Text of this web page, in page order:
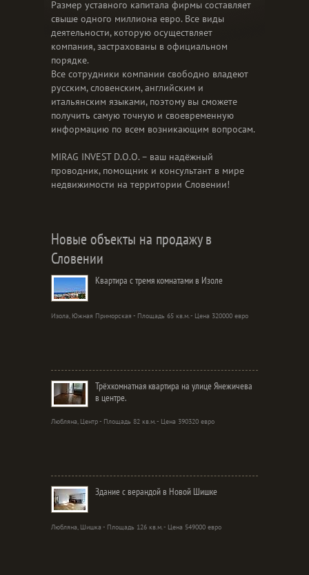
Размер уставного капитала фирмы составляет
свыше одного миллиона евро. Все виды
деятельности, которую осуществляет
компания, застрахованы в официальном
порядке.
Все сотрудники компании свободно владеют
русским, словенским, английским и
итальянским языками, поэтому вы сможете
получить самую точную и своевременную
информацию по всем возникающим вопросам.
MIRAG INVEST D.O.O. – ваш надёжный
проводник, помощник и консультант в мире
недвижимости на территории Словении!
Новые объекты на продажу в
Словении
Квартира с тремя комнатами в Изоле
Изола, Южная Приморская - Площадь 65 кв.м. - Цена 320000 евро
Трёхкомнатная квартира на улице Янежичева
в центре.
Любляна, Центр - Площадь 82 кв.м. - Цена 390320 евро
Здание с верандой в Новой Шишке
Любляна, Шишка - Площадь 126 кв.м. - Цена 549000 евро